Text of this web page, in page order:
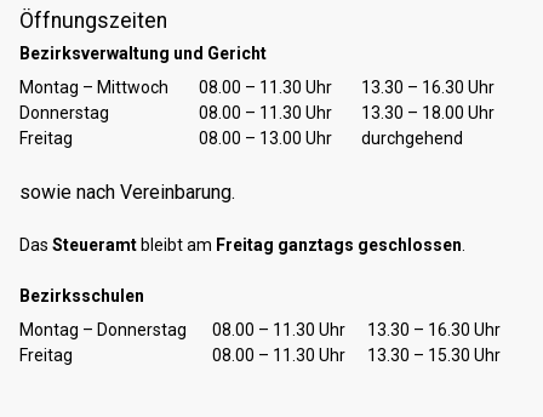
Öffnungszeiten
Bezirksverwaltung und Gericht
TagÖffnungszeiten Vormittag Öffnungszeiten Nachmittag
Montag – Mittwoch 08.00 – 11.30 Uhr
13.30 – 16.30 Uhr
Donnerstag
08.00 – 11.30 Uhr
13.30 – 18.00 Uhr
Freitag
08.00 – 13.00 Uhr durchgehend
sowie nach Vereinbarung.
Das Steueramt bleibt am Freitag ganztags geschlossen.
Bezirksschulen
TagÖffnungszeiten Vormittag Öffnungszeiten Nachmittag
Montag – Donnerstag 08.00 – 11.30 Uhr
13.30 – 16.30 Uhr
Freitag
08.00 – 11.30 Uhr 13.30 – 15.30 Uhr